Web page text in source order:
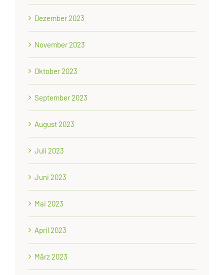
Dezember 2023
November 2023
Oktober 2023
September 2023
August 2023
Juli 2023
Juni 2023
Mai 2023
April 2023
März 2023